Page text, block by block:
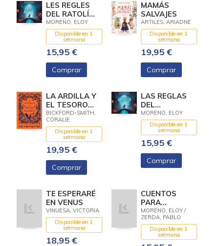
LES REGLES
DEL RATOLÍ
PÉREZ
(CONTES PER
A CONTAR
ENTRE DOS)
MORENO, ELOY
Disponible en 1
setmana
15,95 €
Comprar
MAMÁS
SALVAJES
ARTILES, ARIADNE
Disponible en 1
setmana
19,95 €
Comprar
LA ARDILLA Y
EL TESORO
PERDIDO
BICKFORD-SMITH,
CORALIE
Disponible en 1
setmana
19,95 €
Comprar
LAS REGLAS
DEL
RATONCITO
PÉREZ
(CUENTOS
PARA CONTAR
ENTRE DOS)
MORENO, ELOY
Disponible en 1
setmana
15,95 €
Comprar
TE ESPERARÉ
EN VENUS
VINUESA, VICTORIA
Disponible en 1
setmana
18,95 €
CUENTOS
PARA
ENTENDER EL
MUNDO 3
(ILUSTRADO)
MORENO, ELOY /
ZERDA, PABLO
Disponible en 1
setmana